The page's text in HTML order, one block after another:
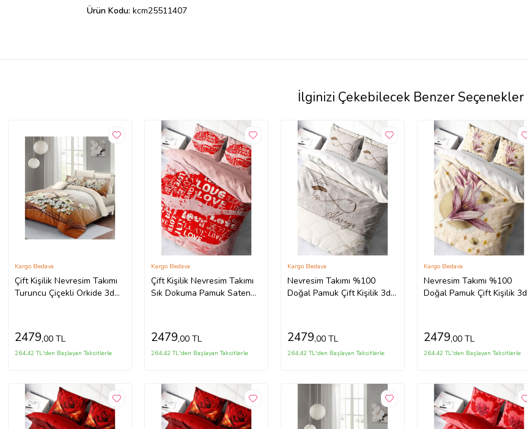
Ürün Kodu: kcm25511407
İlginizi Çekebilecek Benzer Seçenekler
Çift Kişilik Nevresim Takımı
Turuncu Çiçekli Orkide 3d
Kargo Bedava
2479,00 TL
264,42 TL'den Başlayan Taksitlerle
Çift Kişilik Nevresim Takımı
Sık Dokuma Pamuk Saten
Kargo Bedava
2479,00 TL
264,42 TL'den Başlayan Taksitlerle
Nevresim Takımı %100
Doğal Pamuk Çift Kişilik 3d
Kargo Bedava
2479,00 TL
264,42 TL'den Başlayan Taksitlerle
Nevresim Takımı %100
Doğal Pamuk Çift Kişilik 3d
Kargo Bedava
2479,00 TL
264,42 TL'den Başlayan Taksitlerle